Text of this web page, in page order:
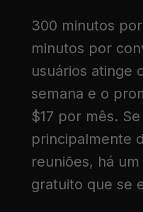
300 minutos
minutos por
usuários atinge
semana e o
$17 por mês.
principalmente
reuniões, há
gratuito que se